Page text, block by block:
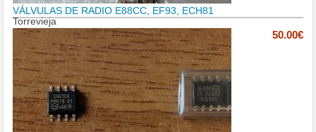
VÁLVULAS DE RADIO E88CC, EF93, ECH81
Torrevieja
50.00€